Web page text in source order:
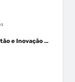
Liga Acadêmica de Gestão e Inovação Médica - LAGIM